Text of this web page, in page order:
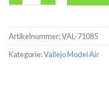
Artikelnummer:VAL-71085
Kategorie:Vallejo Model Air